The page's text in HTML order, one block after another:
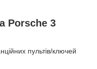
Porsche 3
пультів/ключей